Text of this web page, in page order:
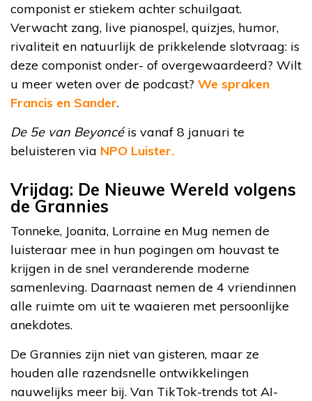
componist er stiekem achter schuilgaat.
Verwacht zang, live pianospel, quizjes, humor,
rivaliteit en natuurlijk de prikkelende slotvraag: is
deze componist onder- of overgewaardeerd? Wilt
u meer weten over de podcast? We spraken
Francis en Sander.
De 5e van Beyoncéis vanaf 8 januari te
beluisteren via NPO Luister.
Vrijdag: De Nieuwe Wereld volgens
de Grannies
Tonneke, Joanita, Lorraine en Mug nemen de
luisteraar mee in hun pogingen om houvast te
krijgen in de snel veranderende moderne
samenleving. Daarnaast nemen de 4 vriendinnen
alle ruimte om uit te waaieren met persoonlijke
anekdotes.
De Grannies zijn niet van gisteren, maar ze
houden alle razendsnelle ontwikkelingen
nauwelijks meer bij. Van TikTok-trends tot AI-